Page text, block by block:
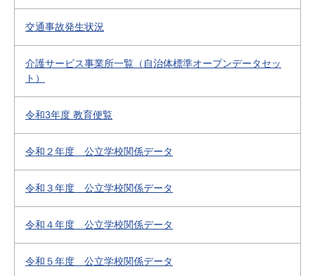
交通事故発生状況
介護サービス事業所一覧（自治体標準オープンデータセッ
ト）
令和3年度 教育便覧
令和２年度 公立学校関係データ
令和３年度 公立学校関係データ
令和４年度 公立学校関係データ
令和５年度 公立学校関係データ